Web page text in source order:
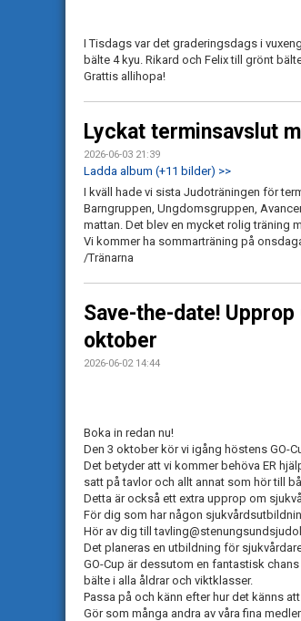
I Tisdags var det graderingsdags i
bälte 4 kyu. Rikard och Felix till grönt
Grattis allihopa!
Lyckat terminsavslut
2026-06-03 21:39
Ladda album (+11 bilder) >>
I kväll hade vi sista Judoträningen för
Barngruppen, Ungdomsgruppen,
mattan. Det blev en mycket rolig träning
Vi kommer ha sommarträning på
/Tränarna
Save-the-date!
oktober
2026-06-02 14:44
Boka in redan nu!
Den 3 oktober kör vi igång höstens GO-
Det betyder att vi kommer behöva ER
satt på tavlor och allt annat som hör till
Detta är också ett extra upprop om
För dig som har någon
Hör av dig till
Det planeras en utbildning för
GO-Cup är dessutom en fantastisk
bälte i alla åldrar och viktklasser.
Passa på och känn efter hur det känns
Gör som många andra av våra fina